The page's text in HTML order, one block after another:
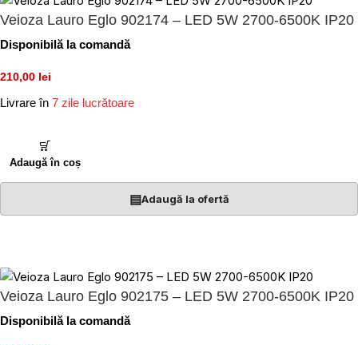
Veioza Lauro Eglo 902174 – LED 5W 2700-6500K IP20
Disponibilă la comandă
210,00 lei
Livrare în 7 zile lucrătoare
Adaugă în coș
▤Adaugă la ofertă
Veioza Lauro Eglo 902175 – LED 5W 2700-6500K IP20
Disponibilă la comandă